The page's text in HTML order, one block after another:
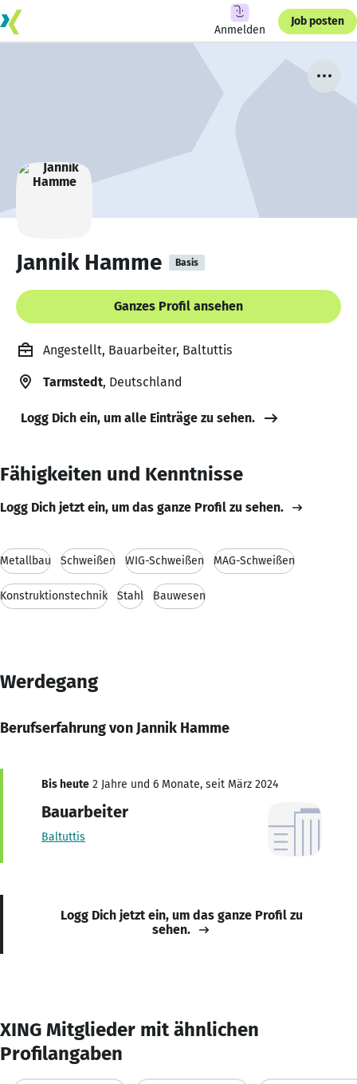
Anmelden
Job posten
Jannik Hamme Basis
Ganzes Profil ansehen
Angestellt, Bauarbeiter, Baltuttis
Tarmstedt, Deutschland
Logg Dich ein, um alle Einträge zu sehen.
Fähigkeiten und Kenntnisse
Logg Dich jetzt ein, um das ganze Profil zu sehen.
Metallbau Schweißen WIG-Schweißen MAG-Schweißen
Konstruktionstechnik Stahl Bauwesen
Werdegang
Berufserfahrung von Jannik Hamme
Bis heute 2 Jahre und 6 Monate, seit März 2024
Bauarbeiter
Baltuttis
Logg Dich jetzt ein, um das ganze Profil zu
sehen.
XING Mitglieder mit ähnlichen
Profilangaben